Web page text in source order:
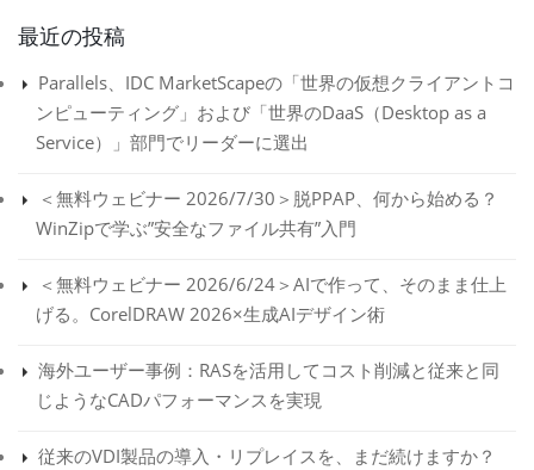
最近の投稿
Parallels、IDC MarketScapeの「世界の仮想クライアントコ
ンピューティング」および「世界のDaaS（Desktop as a
Service）」部門でリーダーに選出
＜無料ウェビナー 2026/7/30＞脱PPAP、何から始める？
WinZipで学ぶ”安全なファイル共有”入門
＜無料ウェビナー 2026/6/24＞AIで作って、そのまま仕上
げる。CorelDRAW 2026×生成AIデザイン術
海外ユーザー事例：RASを活用してコスト削減と従来と同
じようなCADパフォーマンスを実現
従来のVDI製品の導入・リプレイスを、まだ続けますか？